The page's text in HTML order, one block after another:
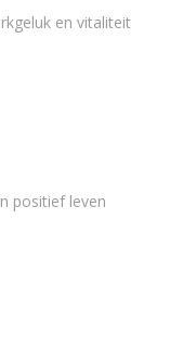
en vitaliteit
positief leven